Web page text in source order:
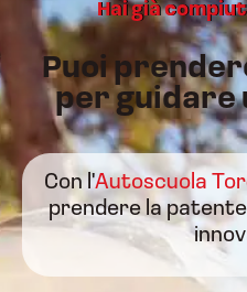
Hai già
Puoi
per guidare
Con l'Autoscuola
prendere la patente